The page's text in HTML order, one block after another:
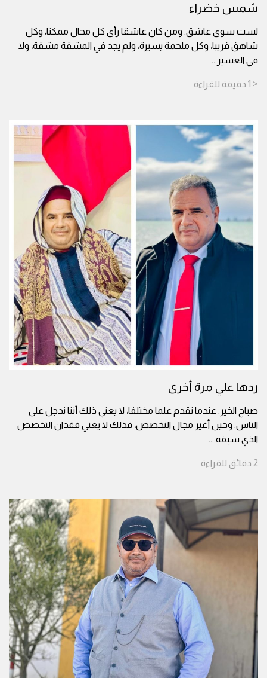
شمس خضراء
لست سوى عاشق. ومن كان عاشقا رأى كل محال ممكنا، وكل
شاهق قريبا، وكل ملحمة يسيرة، ولم يجد في المشقة مشقة، ولا
في العسير ...
< 1 دقيقة للقراءة
ردها علي مرة أخرى
صباح الخير. عندما نقدم علما مختلفا، لا يعني ذلك أننا ندجل على
الناس. وحين أغير مجال التخصص، فذلك لا يعني فقدان التخصص
الذي سبقه....
2 دقائق للقراءة